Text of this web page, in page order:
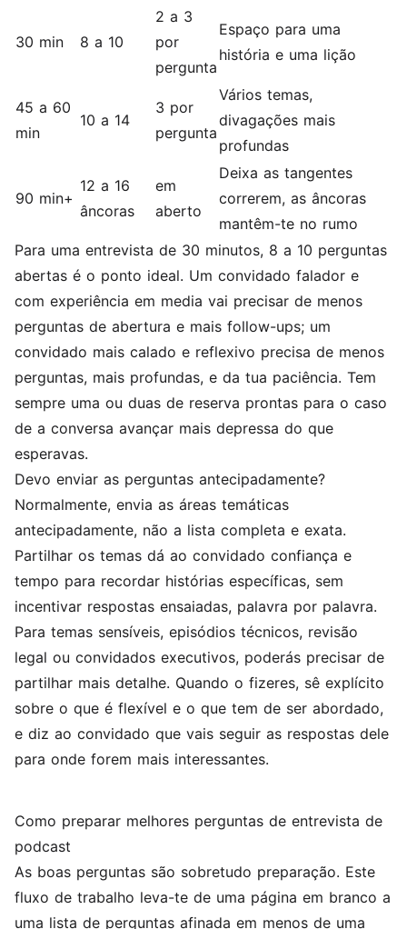
30 min 8 a 10
2 a 3
por
pergunta
Espaço para uma
história e uma lição
45 a 60
min
10 a 14
3 por
pergunta
Vários temas,
divagações mais
profundas
90 min+
12 a 16
âncoras
em
aberto
Deixa as tangentes
correrem, as âncoras
mantêm-te no rumo
Para uma entrevista de 30 minutos, 8 a 10 perguntas
abertas é o ponto ideal. Um convidado falador e
com experiência em media vai precisar de menos
perguntas de abertura e mais follow-ups; um
convidado mais calado e reflexivo precisa de menos
perguntas, mais profundas, e da tua paciência. Tem
sempre uma ou duas de reserva prontas para o caso
de a conversa avançar mais depressa do que
esperavas.
Devo enviar as perguntas antecipadamente?
Normalmente, envia as áreas temáticas
antecipadamente, não a lista completa e exata.
Partilhar os temas dá ao convidado confiança e
tempo para recordar histórias específicas, sem
incentivar respostas ensaiadas, palavra por palavra.
Para temas sensíveis, episódios técnicos, revisão
legal ou convidados executivos, poderás precisar de
partilhar mais detalhe. Quando o fizeres, sê explícito
sobre o que é flexível e o que tem de ser abordado,
e diz ao convidado que vais seguir as respostas dele
para onde forem mais interessantes.
Como preparar melhores perguntas de entrevista de
podcast
As boas perguntas são sobretudo preparação. Este
fluxo de trabalho leva-te de uma página em branco a
uma lista de perguntas afinada em menos de uma